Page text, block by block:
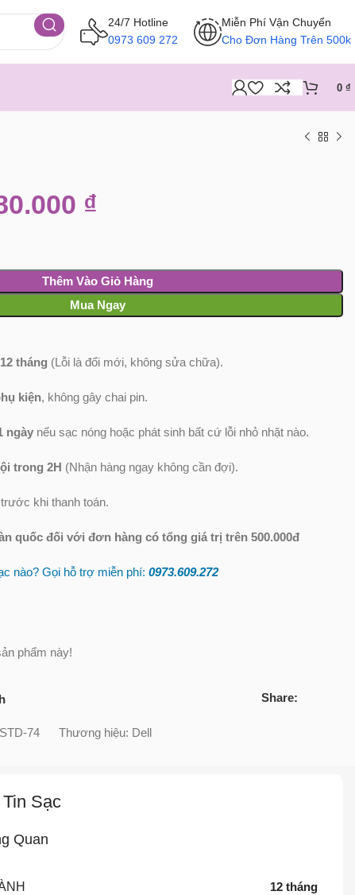
24/7 Hotline
0973 609 272
Miễn Phí Vận Chuyển
Cho Đơn Hàng Trên 500k
0 ₫
₫
Thêm Vào Giỏ Hàng
Mua Ngay
tháng (Lỗi là đổi mới, không sửa chữa).
kiện, không gây chai pin.
ngày nếu sạc nóng hoặc phát sinh bất cứ lỗi nhỏ nhặt nào.
trong 2H (Nhận hàng ngay không cần đợi).
trước khi thanh toán.
quốc đối với đơn hàng có tổng giá trị trên 500.000đ
nào? Gọi hỗ trợ miễn phí: 0973.609.272
phẩm này!
Share:
74 Thương hiệu: Dell
Sạc
Quan
12 tháng